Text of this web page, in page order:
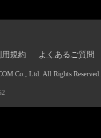
用規約 よくあるご質問
Co., Ltd. All Rights Reserved.